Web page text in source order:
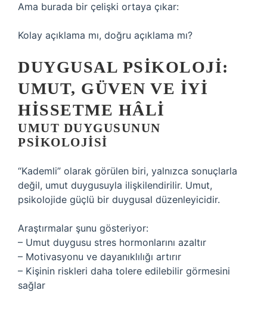
Ama burada bir çelişki ortaya çıkar:
Kolay açıklama mı, doğru açıklama mı?
DUYGUSAL PSIKOLOJI:
UMUT, GÜVEN VE İYI
HISSETME HÂLI
UMUT DUYGUSUNUN
PSIKOLOJISI
“Kademli” olarak görülen biri, yalnızca sonuçlarla
değil, umut duygusuyla ilişkilendirilir. Umut,
psikolojide güçlü bir duygusal düzenleyicidir.
Araştırmalar şunu gösteriyor:
– Umut duygusu stres hormonlarını azaltır
– Motivasyonu ve dayanıklılığı artırır
– Kişinin riskleri daha tolere edilebilir görmesini
sağlar